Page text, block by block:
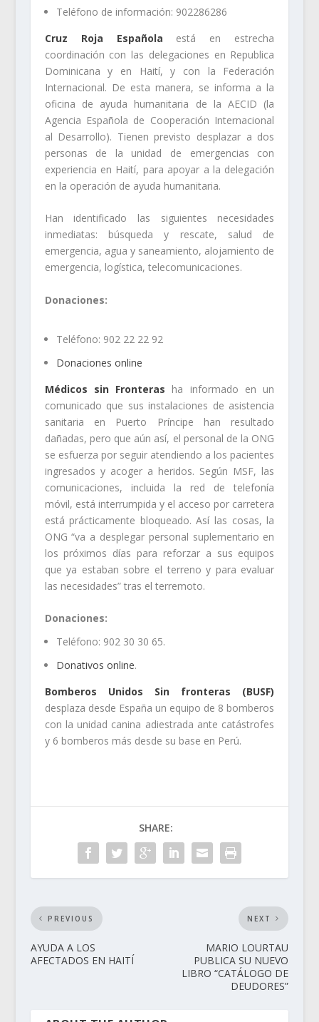
Teléfono de información: 902286286
Cruz Roja Española está en estrecha
coordinación con las delegaciones en Republica
Dominicana y en Haití, y con la Federación
Internacional. De esta manera, se informa a la
oficina de ayuda humanitaria de la AECID (la
Agencia Española de Cooperación Internacional
al Desarrollo). Tienen previsto desplazar a dos
personas de la unidad de emergencias con
experiencia en Haití, para apoyar a la delegación
en la operación de ayuda humanitaria.
Han identificado las siguientes necesidades
inmediatas: búsqueda y rescate, salud de
emergencia, agua y saneamiento, alojamiento de
emergencia, logística, telecomunicaciones.
Donaciones:
Teléfono: 902 22 22 92
Donaciones online
Médicos sin Fronteras ha informado en un
comunicado que sus instalaciones de asistencia
sanitaria en Puerto Príncipe han resultado
dañadas, pero que aún así, el personal de la ONG
se esfuerza por seguir atendiendo a los pacientes
ingresados y acoger a heridos. Según MSF, las
comunicaciones, incluida la red de telefonía
móvil, está interrumpida y el acceso por carretera
está prácticamente bloqueado. Así las cosas, la
ONG “va a desplegar personal suplementario en
los próximos días para reforzar a sus equipos
que ya estaban sobre el terreno y para evaluar
las necesidades” tras el terremoto.
Donaciones:
Teléfono: 902 30 30 65.
Donativos online.
Bomberos Unidos Sin fronteras (BUSF)
desplaza desde España un equipo de 8 bomberos
con la unidad canina adiestrada ante catástrofes
y 6 bomberos más desde su base en Perú.
SHARE:
PREVIOUS
AYUDA A LOS
AFECTADOS EN HAITÍ
NEXT
MARIO LOURTAU
PUBLICA SU NUEVO
LIBRO “CATÁLOGO DE
DEUDORES”